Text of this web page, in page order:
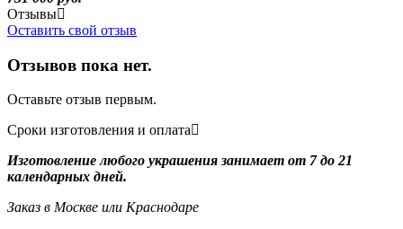
Отзывы
Оставить свой отзыв
Отзывов пока нет.
Оставьте отзыв первым.
Сроки изготовления и оплата
Изготовление любого украшения занимает от 7 до 21
календарных дней.
Заказ в Москве или Краснодаре